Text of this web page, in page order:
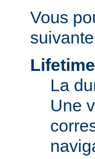
Vous
Lifetime
La
Une